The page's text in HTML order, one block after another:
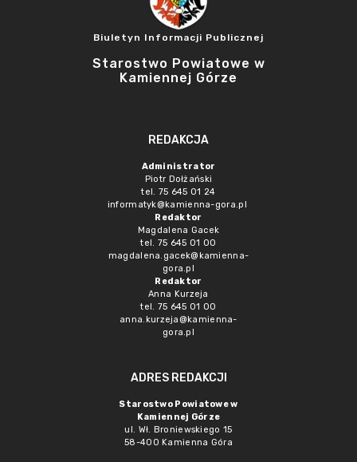
Biuletyn Informacji Publicznej
Starostwo Powiatowe w
Kamiennej Górze
REDAKCJA
Administrator
Piotr Dołżański
tel. 75 645 01 24
informatyk@kamienna-gora.pl
Redaktor
Magdalena Gacek
tel. 75 645 01 00
magdalena.gacek@kamienna-
gora.pl
Redaktor
Anna Kurzeja
tel. 75 645 01 00
anna.kurzeja@kamienna-
gora.pl
ADRES REDAKCJI
Starostwo Powiatowe w
Kamiennej Górze
ul. Wł. Broniewskiego 15
58-400 Kamienna Góra